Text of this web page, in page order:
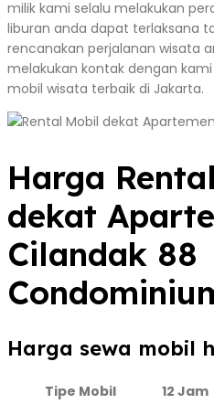
milik kami selalu melakukan
liburan anda dapat terlaksana
rencanakan perjalanan wisata
melakukan kontak dengan
mobil wisata terbaik di Jakarta.
Harga
dekat
Cilandak 88
Harga sewa mobil
Tipe Mobil 12 Jam